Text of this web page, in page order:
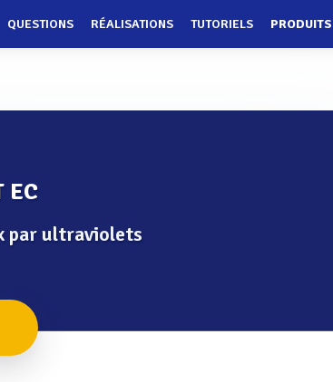
QUESTIONS RÉALISATIONS TUTORIELS PRODUITS
EC
par ultraviolets